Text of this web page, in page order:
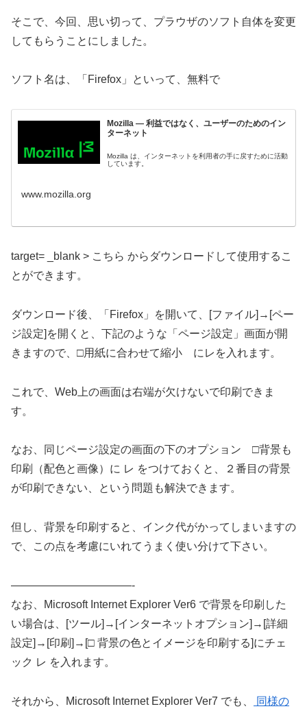
そこで、今回、思い切って、プラウザのソフト自体を変更
してもらうことにしました。
ソフト名は、「Firefox」といって、無料で
Mozilla — 利益ではなく、ユーザーのためのイン
ターネット
Mozilla は、インターネットを利用者の手に戻すために活動
しています。
www.mozilla.org
target= _blank > こちら からダウンロードして使用するこ
とができます。
ダウンロード後、「Firefox」を開いて、[ファイル]→[ペー
ジ設定]を開くと、下記のような「ページ設定」画面が開
きますので、□用紙に合わせて縮小 にレを入れます。
これで、Web上の画面は右端が欠けないで印刷できま
す。
なお、同じページ設定の画面の下のオプション □背景も
印刷（配色と画像）に レ をつけておくと、２番目の背景
が印刷できない、という問題も解決できます。
但し、背景を印刷すると、インク代がかってしまいますの
で、この点を考慮にいれてうまく使い分けて下さい。
———————————-
なお、Microsoft Internet Explorer Ver6 で背景を印刷した
い場合は、[ツール]→[インターネットオプション]→[詳細
設定]→[印刷]→[□ 背景の色とイメージを印刷する]にチェ
ック レ を入れます。
それから、Microsoft Internet Explorer Ver7 でも、
同様の